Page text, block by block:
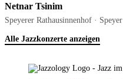
Netnar Tsinim
Speyerer Rathausinnenhof · Speyer
Alle Jazzkonzerte anzeigen